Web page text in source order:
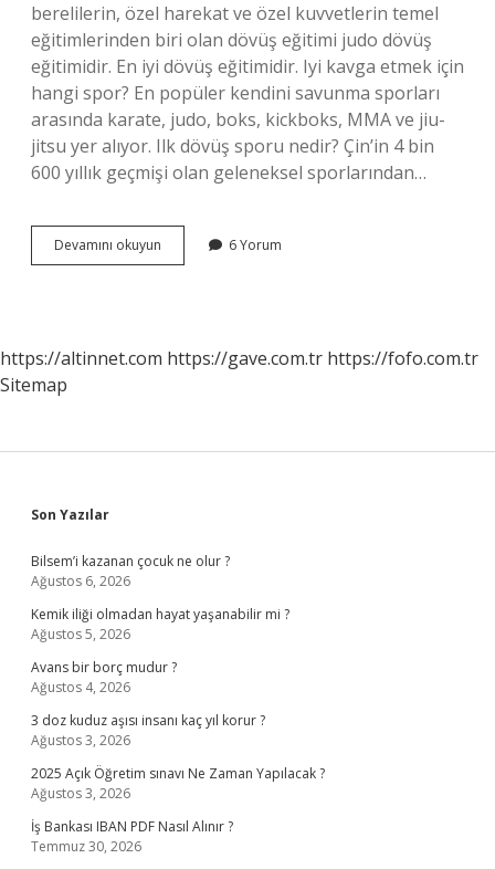
berelilerin, özel harekat ve özel kuvvetlerin temel
eğitimlerinden biri olan dövüş eğitimi judo dövüş
eğitimidir. En iyi dövüş eğitimidir. Iyi kavga etmek için
hangi spor? En popüler kendini savunma sporları
arasında karate, judo, boks, kickboks, MMA ve jiu-
jitsu yer alıyor. Ilk dövüş sporu nedir? Çin’in 4 bin
600 yıllık geçmişi olan geleneksel sporlarından…
Devamını okuyun Dünyanın
En
6 Yorum
https://altinnet.com https://gave.com.tr https://fofo.com.tr
Sitemap
Sidebar
Son Yazılar
Bilsem’i kazanan çocuk ne olur ?
Ağustos 6, 2026
Kemik iliği olmadan hayat yaşanabilir mi ?
Ağustos 5, 2026
Avans bir borç mudur ?
Ağustos 4, 2026
3 doz kuduz aşısı insanı kaç yıl korur ?
Ağustos 3, 2026
2025 Açık Öğretim sınavı Ne Zaman Yapılacak ?
Ağustos 3, 2026
İş Bankası IBAN PDF Nasıl Alınır ?
Temmuz 30, 2026